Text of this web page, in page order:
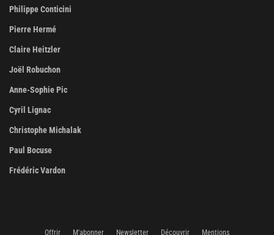
Philippe Conticini
Pierre Hermé
Claire Heitzler
Joël Robuchon
Anne-Sophie Pic
Cyril Lignac
Christophe Michalak
Paul Bocuse
Frédéric Vardon
Offrir M'abonner Newsletter Découvrir Mentions